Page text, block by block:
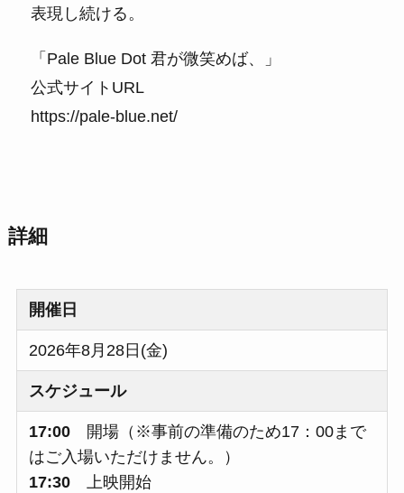
表現し続ける。
「Pale Blue Dot 君が微笑めば、」
公式サイトURL
https://pale-blue.net/
詳細
開催日
2026年8月28日(金)
スケジュール
17:00 開場（※事前の準備のため17：00まで
はご入場いただけません。）
17:30 上映開始